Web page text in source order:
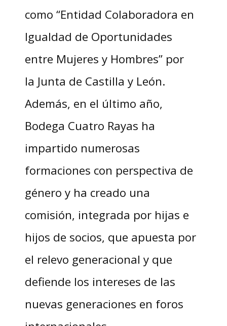
como “Entidad Colaboradora en
Igualdad de Oportunidades
entre Mujeres y Hombres” por
la Junta de Castilla y León.
Además, en el último año,
Bodega Cuatro Rayas ha
impartido numerosas
formaciones con perspectiva de
género y ha creado una
comisión, integrada por hijas e
hijos de socios, que apuesta por
el relevo generacional y que
defiende los intereses de las
nuevas generaciones en foros